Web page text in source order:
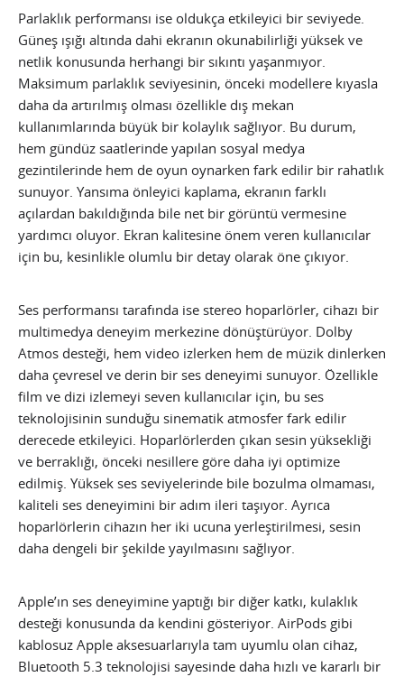
Parlaklık performansı ise oldukça etkileyici bir seviyede.
Güneş ışığı altında dahi ekranın okunabilirliği yüksek ve
netlik konusunda herhangi bir sıkıntı yaşanmıyor.
Maksimum parlaklık seviyesinin, önceki modellere kıyasla
daha da artırılmış olması özellikle dış mekan
kullanımlarında büyük bir kolaylık sağlıyor. Bu durum,
hem gündüz saatlerinde yapılan sosyal medya
gezintilerinde hem de oyun oynarken fark edilir bir rahatlık
sunuyor. Yansıma önleyici kaplama, ekranın farklı
açılardan bakıldığında bile net bir görüntü vermesine
yardımcı oluyor. Ekran kalitesine önem veren kullanıcılar
için bu, kesinlikle olumlu bir detay olarak öne çıkıyor.
Ses performansı tarafında ise stereo hoparlörler, cihazı bir
multimedya deneyim merkezine dönüştürüyor. Dolby
Atmos desteği, hem video izlerken hem de müzik dinlerken
daha çevresel ve derin bir ses deneyimi sunuyor. Özellikle
film ve dizi izlemeyi seven kullanıcılar için, bu ses
teknolojisinin sunduğu sinematik atmosfer fark edilir
derecede etkileyici. Hoparlörlerden çıkan sesin yüksekliği
ve berraklığı, önceki nesillere göre daha iyi optimize
edilmiş. Yüksek ses seviyelerinde bile bozulma olmaması,
kaliteli ses deneyimini bir adım ileri taşıyor. Ayrıca
hoparlörlerin cihazın her iki ucuna yerleştirilmesi, sesin
daha dengeli bir şekilde yayılmasını sağlıyor.
Apple’ın ses deneyimine yaptığı bir diğer katkı, kulaklık
desteği konusunda da kendini gösteriyor. AirPods gibi
kablosuz Apple aksesuarlarıyla tam uyumlu olan cihaz,
Bluetooth 5.3 teknolojisi sayesinde daha hızlı ve kararlı bir